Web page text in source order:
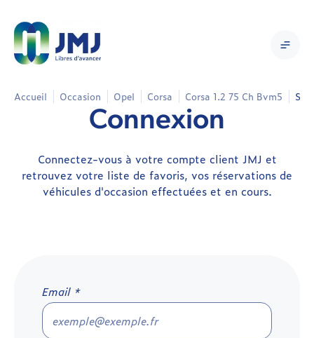
Accueil Occasion Opel Corsa Corsa 1.2 75 Ch Bvm5 Se
Connexion
Connectez-vous à votre compte client JMJ et
retrouvez votre liste de favoris, vos réservations de
véhicules d'occasion effectuées et en cours.
Email *